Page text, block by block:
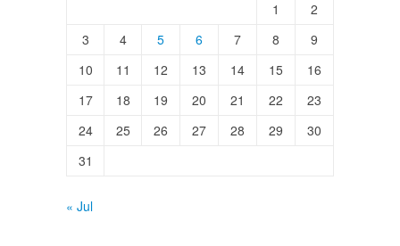
1
2
3
4 5 6 7 8
9
10
11 12 13 14 15
16
17
18 19 20 21 22
23
24
25 26 27 28 29
30
31
« Jul